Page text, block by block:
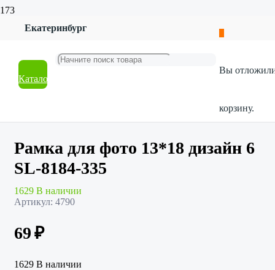
Екатеринбург
Каталог
Вы
корзину.
Товары для дома
Рамка для фото 13*18 дизайн 6 SL-8184-335
Рамка для фото 13*18 дизайн 6
SL-8184-335
1629 В наличии
Артикул: 4790
69₽
1629 В наличии